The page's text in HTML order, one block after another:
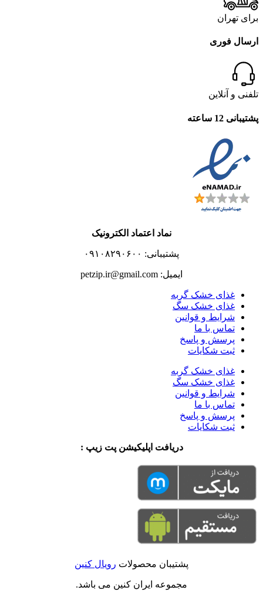
برای تهران
ارسال فوری
تلفنی و آنلاین
پشتیبانی 12 ساعته
نماد اعتماد الکترونیک
پشتیبانی: ۰۹۱۰۸۲۹۰۶۰۰
ایمیل: petzip.ir@gmail.com
غذای خشک گربه
غذای خشک سگ
شرایط و قوانین
تماس با ما
پرسش و پاسخ
ثبت شکایات
غذای خشک گربه
غذای خشک سگ
شرایط و قوانین
تماس با ما
پرسش و پاسخ
ثبت شکایات
دریافت اپلیکیشن پت زیپ :
پشتیبان محصولات رویال کنین
مجموعه ایران کنین می باشد.